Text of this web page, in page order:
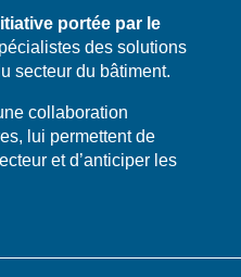
portée par le
des solutions
secteur du bâtiment.
collaboration
lui permettent de
et d’anticiper les